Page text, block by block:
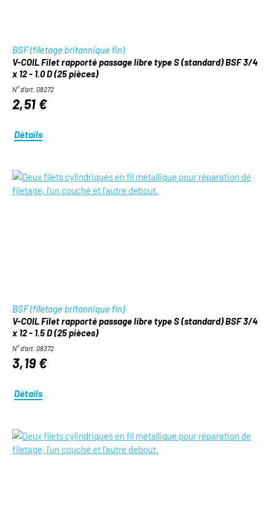
BSF (filetage britannique fin)
V-COIL Filet rapporté passage libre type S (standard) BSF 3/4
x 12 - 1.0 D (25 pièces)
N° d'art. 08272
2,51 €
Détails
BSF (filetage britannique fin)
V-COIL Filet rapporté passage libre type S (standard) BSF 3/4
x 12 - 1.5 D (25 pièces)
N° d'art. 08372
3,19 €
Détails